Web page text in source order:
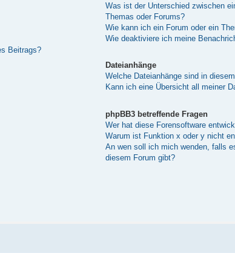
Beitrags?
Was ist der Unterschied zwischen
Themas oder Forums?
Wie kann ich ein Forum oder ein
Wie deaktiviere ich meine
Dateianhänge
Welche Dateianhänge sind in
Kann ich eine Übersicht all meiner
phpBB3 betreffende Fragen
Wer hat diese Forensoftware
Warum ist Funktion x oder y nicht
An wen soll ich mich wenden, falls
diesem Forum gibt?